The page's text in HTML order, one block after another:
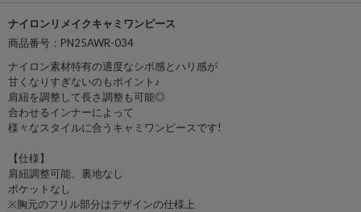
ナイロンリメイクキャミワンピース
商品番号：PN25AWR-034
ナイロン素材特有の適度なシボ感とハリ感が
甘くなりすぎないのもポイント♪
肩紐を調整して長さ調整も可能◎
合わせるインナーによって
様々なスタイルに合うキャミワンピースです!
【仕様】
肩紐調整可能、裏地なし
ポケットなし
※胸元のフリル部分はデザインの仕様上